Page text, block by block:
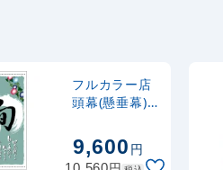
フルカラー店
頭幕(懸垂幕)
手トロマット
(3619)
9,600円